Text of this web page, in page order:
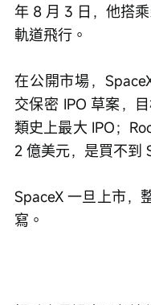
年 8 月 3 日，他搭
軌道飛行。
在公開市場，
交保密 IPO 草案，
類史上最大 IPO；
2 億美元，是買不到
SpaceX 一旦上市，
寫。